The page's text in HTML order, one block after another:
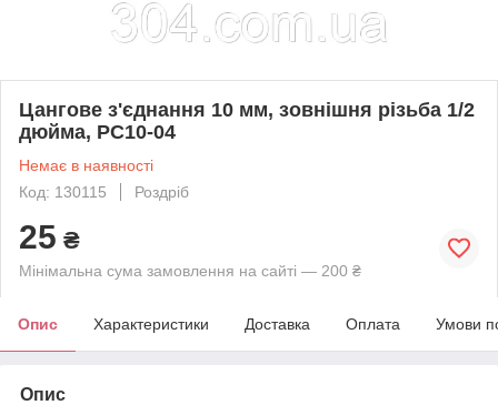
Цангове з'єднання 10 мм, зовнішня різьба 1/2
дюйма, PC10-04
Немає в наявності
Код: 130115
Роздріб
25 ₴
Мінімальна сума замовлення на сайті — 200 ₴
Опис Характеристики Доставка Оплата Умови
Опис